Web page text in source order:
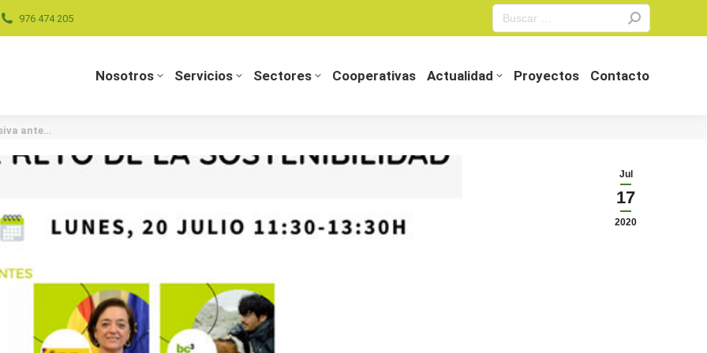
976 474 205
Search:
Nosotros Servicios Sectores Cooperativas Actualidad Proyectos Contacto
ante…
Jul
17
2020
Actualidad Proyectos Contacto